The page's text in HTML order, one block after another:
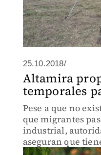
25.10.2018/
Altamira
temporales
Pese a que no
que migrantes
industrial,
aseguran que